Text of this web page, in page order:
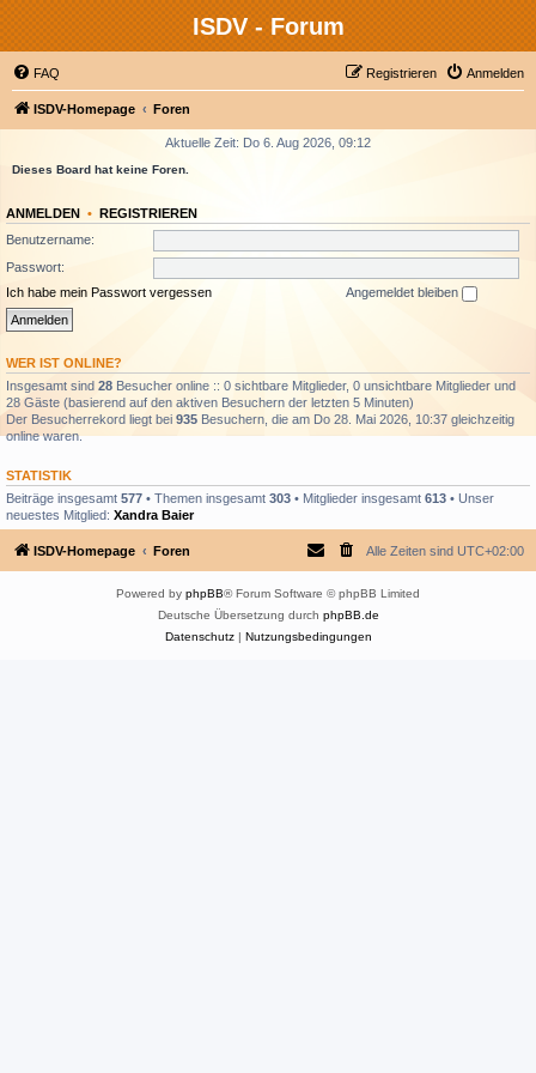
ISDV - Forum
FAQ Anmelden
Registrieren
ISDV-Homepage Foren
Aktuelle Zeit: Do 6. Aug 2026, 09:12
Dieses Board hat keine Foren.
ANMELDEN • REGISTRIEREN
Benutzername:
Passwort:
Ich habe mein Passwort vergessen
Angemeldet bleiben
WER IST ONLINE?
Insgesamt sind 28 Besucher online :: 0 sichtbare Mitglieder, 0 unsichtbare Mitglieder und
28 Gäste (basierend auf den aktiven Besuchern der letzten 5 Minuten)
Der Besucherrekord liegt bei 935 Besuchern, die am Do 28. Mai 2026, 10:37 gleichzeitig
online waren.
STATISTIK
Beiträge insgesamt 577 • Themen insgesamt 303 • Mitglieder insgesamt 613 • Unser
neuestes Mitglied: Xandra Baier
ISDV-Homepage Foren Alle Zeiten sind UTC+02:00
Powered by phpBB® Forum Software © phpBB Limited
Deutsche Übersetzung durch phpBB.de
Datenschutz| Nutzungsbedingungen